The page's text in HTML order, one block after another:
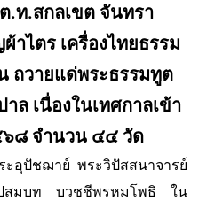
.ท.สกลเขต จันทรา
าไตร เครื่องไทยธรรม
ถวายแด่พระธรรมทูต
ล เนื่องในเทศกาลเข้า
๘ จำนวน ๔๔ วัด
ะอุปัชฌาย์ พระวิปัสสนาจารย์
ปสมบท บวชชีพรหมโพธิ ใน